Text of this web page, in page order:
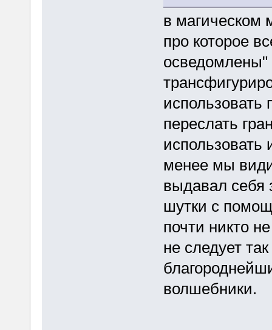
в магическом
про которое
осведомлены"
использовать
переслать
использовать
менее мы
выдавал себя
шутки с
почти никто
не следует
волшебники.